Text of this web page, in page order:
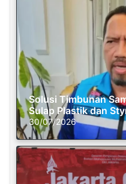
Solusi Timbunan
Sulap Plastik dan
30/07/2026